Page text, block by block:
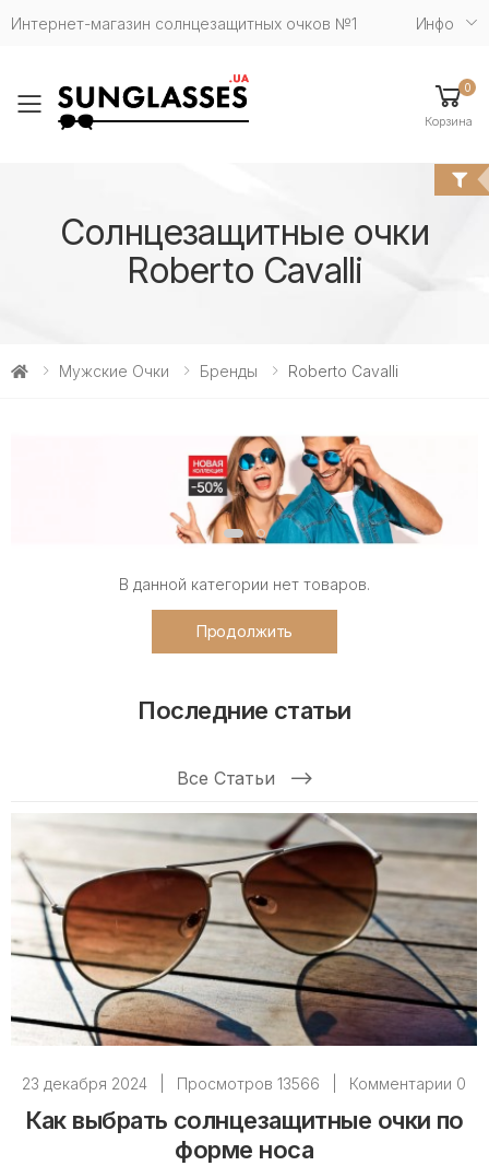
Интернет-магазин солнцезащитных очков №1 Инфо
Toggle mobile menu
0
Корзина
Солнцезащитные очки
Roberto Cavalli
Мужские Очки Бренды Roberto Cavalli
В данной категории нет товаров.
Продолжить
Последние статьи
Все Статьи
23 декабря 2024 Просмотров 13566 Комментарии 0
Как выбрать солнцезащитные очки по
форме носа